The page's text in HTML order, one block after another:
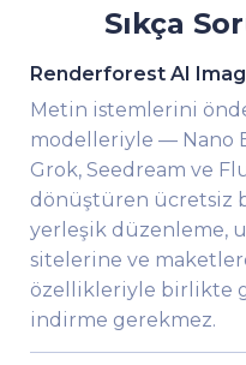
Sıkça
Renderforest AI
Metin istemlerini
modelleriyle — Nano
Grok, Seedream ve
dönüştüren ücretsiz
yerleşik düzenleme,
sitelerine ve
özellikleriyle birlikte
indirme gerekmez.